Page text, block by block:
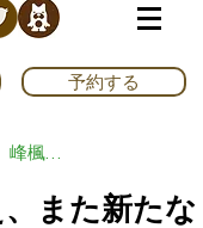
予約する
峰楓ブログ読者登録する
また新たな